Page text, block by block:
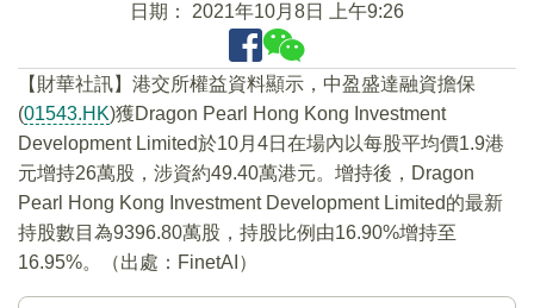
日期： 2021年10月8日 上午9:26
【財華社訊】港交所權益資料顯示，中盈盛達融資擔保
(01543.HK)獲Dragon Pearl Hong Kong Investment
Development Limited於10月4日在場內以每股平均價1.9港
元增持26萬股，涉資約49.40萬港元。增持後，Dragon
Pearl Hong Kong Investment Development Limited的最新
持股數目為9396.80萬股，持股比例由16.90%增持至
16.95%。（出處：FinetAI）